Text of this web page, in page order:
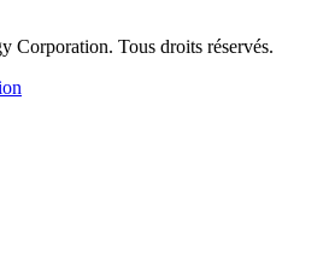
Corporation. Tous droits réservés.